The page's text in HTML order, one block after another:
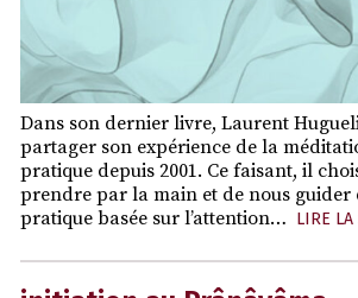
Dans son dernier livre, Laurent
partager son expérience de la
pratique depuis 2001. Ce faisant, il
prendre par la main et de nous guider
pratique basée sur l’attention… LIRE LA